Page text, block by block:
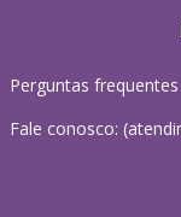
Perguntas frequentes
Fale conosco: